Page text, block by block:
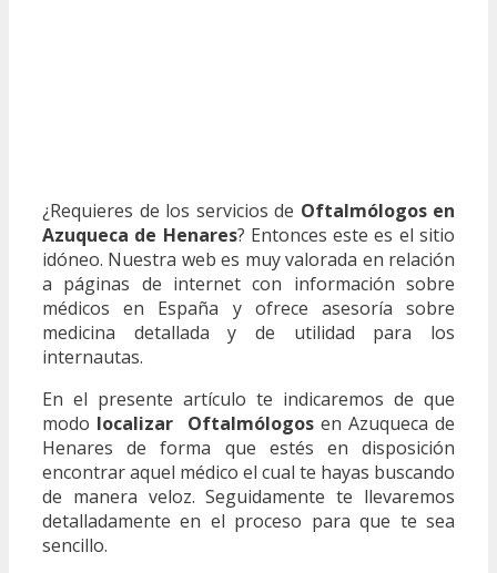
¿Requieres de los servicios de Oftalmólogos en
Azuqueca de Henares? Entonces este es el sitio
idóneo. Nuestra web es muy valorada en relación
a páginas de internet con información sobre
médicos en España y ofrece asesoría sobre
medicina detallada y de utilidad para los
internautas.
En el presente artículo te indicaremos de que
modo localizar Oftalmólogosen Azuqueca de
Henares de forma que estés en disposición
encontrar aquel médico el cual te hayas buscando
de manera veloz. Seguidamente te llevaremos
detalladamente en el proceso para que te sea
sencillo.